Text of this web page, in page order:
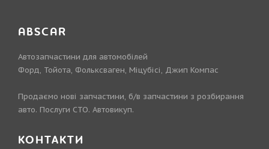
ABSCAR
Автозапчастини для автомобілей
Форд, Тойота, Фольксваген, Міцубісі, Джип Компас
Продаємо нові запчастини, б/в запчастини з розбирання
авто. Послуги СТО. Автовикуп.
КОНТАКТИ